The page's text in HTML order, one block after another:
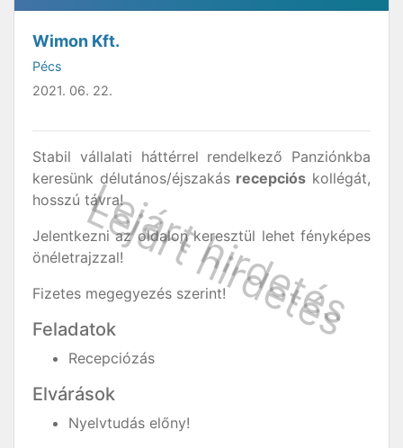
Wimon Kft.
Pécs
2021. 06. 22.
Stabil vállalati háttérrel rendelkező Panziónkba
keresünk délutános/éjszakás recepciós kollégát,
hosszú távra!
Jelentkezni az oldalon keresztül lehet fényképes
önéletrajzzal!
Fizetes megegyezés szerint!
Feladatok
Recepciózás
Elvárások
Nyelvtudás előny!